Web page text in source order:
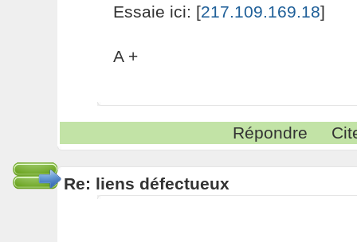
Essaie ici: [217.109.169.18]
A +
Répondre
Re: liens défectueux